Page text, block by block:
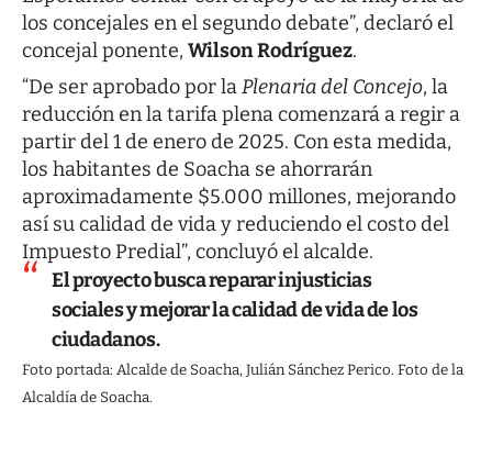
los concejales en el segundo debate”, declaró el
concejal ponente, Wilson Rodríguez.
“De ser aprobado por laPlenaria del Concejo, la
reducción en la tarifa plena comenzará a regir a
partir del 1 de enero de 2025. Con esta medida,
los habitantes de Soacha se ahorrarán
aproximadamente $5.000 millones, mejorando
así su calidad de vida y reduciendo el costo del
Impuesto Predial”, concluyó el alcalde.
El proyecto busca reparar injusticias
sociales y mejorar la calidad de vida de los
ciudadanos.
Foto portada: Alcalde de Soacha, Julián Sánchez Perico. Foto de la
Alcaldía de Soacha.